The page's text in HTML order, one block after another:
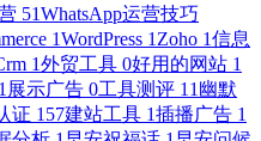
51WhatsApp运营技巧
1WordPress 1 Zoho 1信息
1外贸工具 0好用的网站 1
1 展示广告 0工具测评 11 幽默
证 157建站工具 1插播广告 1